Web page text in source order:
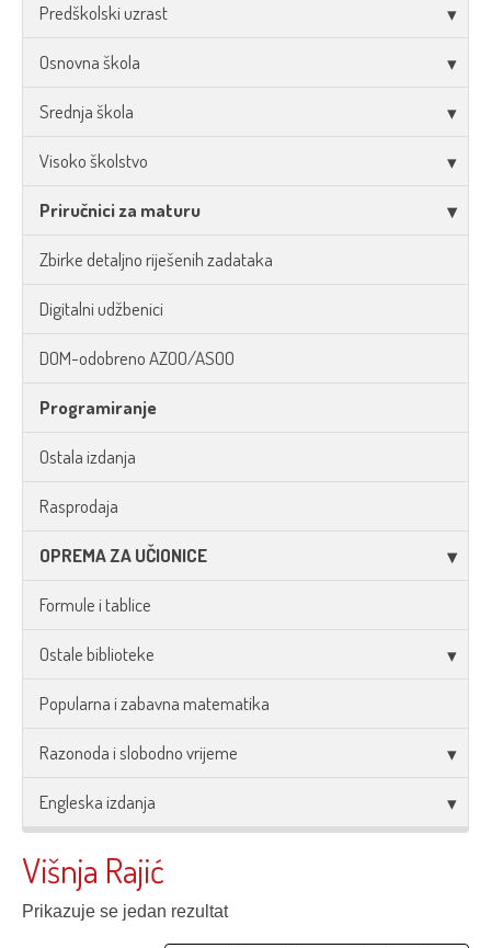
Predškolski uzrast
Osnovna škola
Srednja škola
Visoko školstvo
Priručnici za maturu
Zbirke detaljno riješenih zadataka
Digitalni udžbenici
DOM-odobreno AZOO/ASOO
Programiranje
Ostala izdanja
Rasprodaja
OPREMA ZA UČIONICE
Formule i tablice
Ostale biblioteke
Popularna i zabavna matematika
Razonoda i slobodno vrijeme
Engleska izdanja
Višnja Rajić
Prikazuje se jedan rezultat